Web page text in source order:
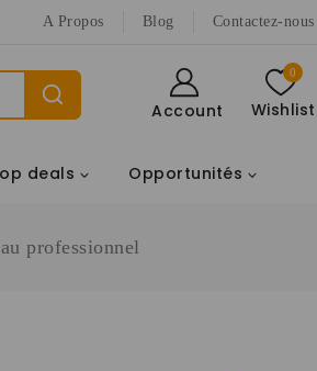
A Propos Blog Contactez-nous
Account
0
Wishlist
deals Opportunités
professionnel